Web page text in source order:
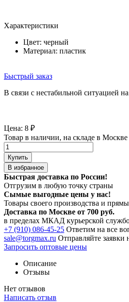
Характеристики
Цвет: черный
Материал: пластик
Быстрый заказ
В связи с нестабильной ситуацией
Цена: 8 ₽
Товар в наличии, на складе в Москве
Купить
В избранное
Быстрая доставка по России!
Отгрузим в любую точку страны
Сымые выгодные цены у нас!
Товары своего производства и
Доставка по Москве от 700 руб.
в пределах МКАД курьерской
+7 (910) 086-45-25 Ответим на все
sale@torgmax.ru Отправляйте заявки
Запросить оптовые цены
Описание
Отзывы
Нет отзывов
Написать отзыв